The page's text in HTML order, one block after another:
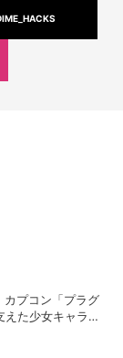
プコン「プラグ
た少女キャラの